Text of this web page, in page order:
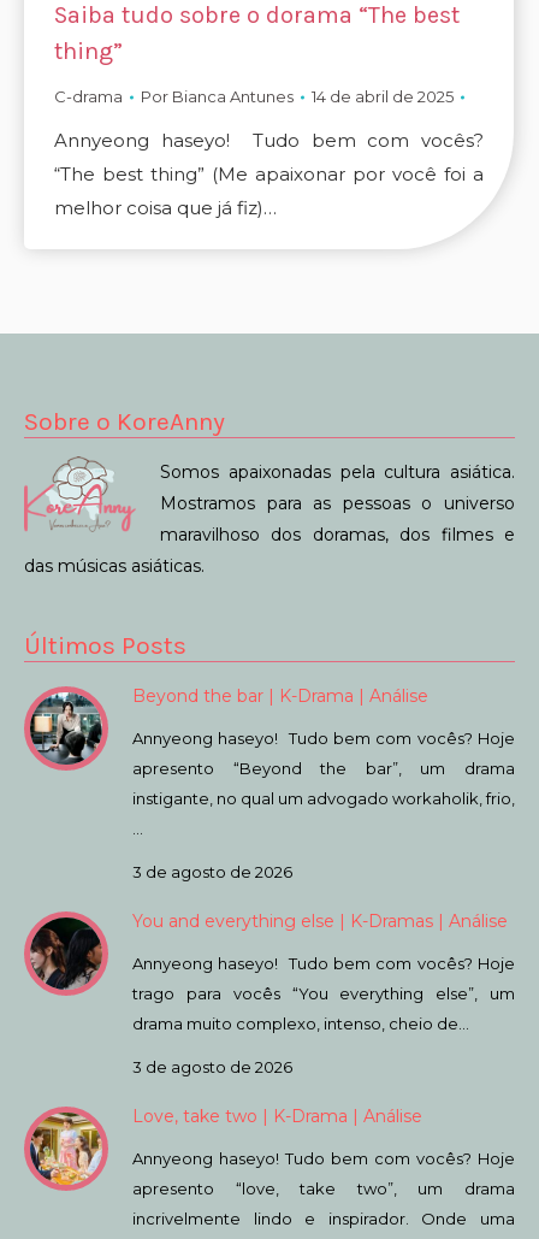
Saiba tudo sobre o dorama “The best
thing”
C-drama Por Bianca Antunes 14 de abril de 2025
Annyeong haseyo! Tudo bem com vocês?
“The best thing” (Me apaixonar por você foi a
melhor coisa que já fiz)…
Sobre o KoreAnny
Somos apaixonadas pela cultura asiática.
Mostramos para as pessoas o universo
maravilhoso dos doramas, dos filmes e
das músicas asiáticas.
Últimos Posts
Beyond the bar | K-Drama | Análise
Annyeong haseyo! Tudo bem com vocês? Hoje
apresento “Beyond the bar”, um drama
instigante, no qual um advogado workaholik, frio,
3 de agosto de 2026
You and everything else | K-Dramas | Análise
Annyeong haseyo! Tudo bem com vocês? Hoje
trago para vocês “You everything else”, um
drama muito complexo, intenso, cheio de…
3 de agosto de 2026
Love, take two | K-Drama | Análise
Annyeong haseyo! Tudo bem com vocês? Hoje
apresento “love, take two”, um drama
incrivelmente lindo e inspirador. Onde uma